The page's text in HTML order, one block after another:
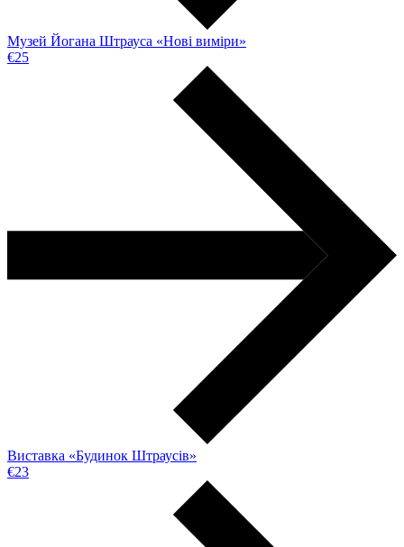
Музей Йогана Штрауса «Нові виміри»
€25
Виставка «Будинок Штраусів»
€23